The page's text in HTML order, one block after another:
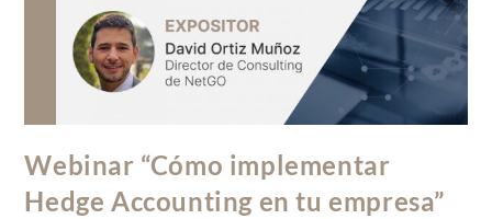
Webinar “Cómo implementar
Hedge Accounting en tu empresa”